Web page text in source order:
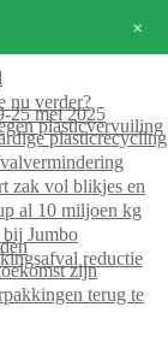
nu verder?
25 mei 2025
plasticvervuiling
plasticrecycling
zak vol blikjes en
al 10 miljoen kg
bij Jumbo
reductie
zijn
terug te
+